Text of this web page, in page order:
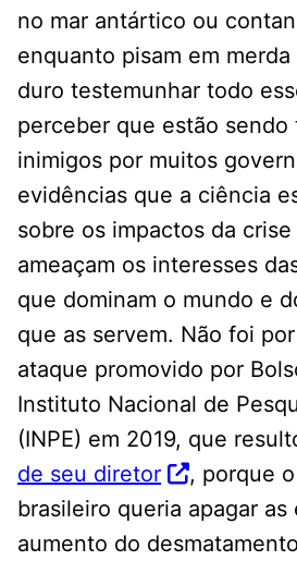
no mar antártico ou
enquanto pisam em
duro testemunhar todo
perceber que estão sendo
inimigos por muitos
evidências que a ciência
sobre os impactos da
ameaçam os interesses
que dominam o mundo e
que as servem. Não foi
ataque promovido por
Instituto Nacional de
(INPE) em 2019, que
de seu diretor
, porque
brasileiro queria apagar as
aumento do